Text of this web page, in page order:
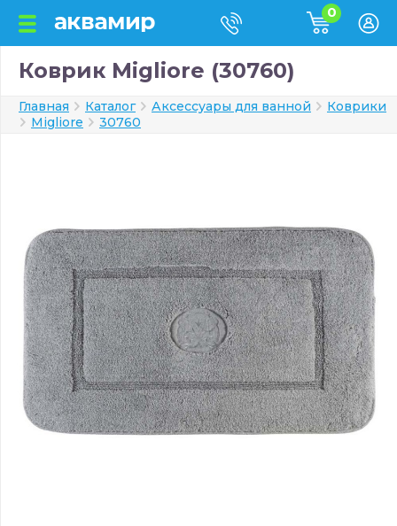
0
Коврик Migliore (30760)
Главная Каталог Аксессуары для ванной
Коврики
Migliore
30760